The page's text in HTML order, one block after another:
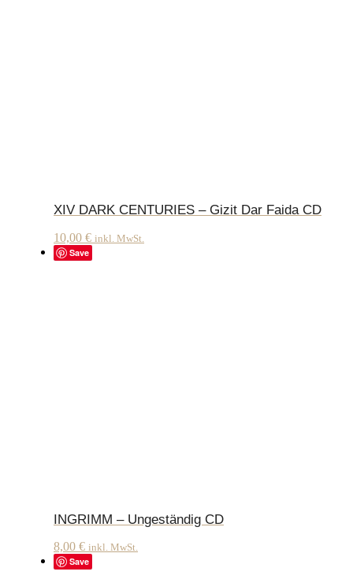
XIV DARK CENTURIES – Gizit Dar Faida CD
10,00 € inkl. MwSt.
Save
INGRIMM – Ungeständig CD
8,00 € inkl. MwSt.
Save